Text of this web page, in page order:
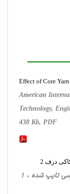
Effect of Core
American
Technology,
438 Kb, PDF
درف 2
، مهندسی الیاف و شیمی نساجی، 8 صفحه فارسی تایپ شده ، 1